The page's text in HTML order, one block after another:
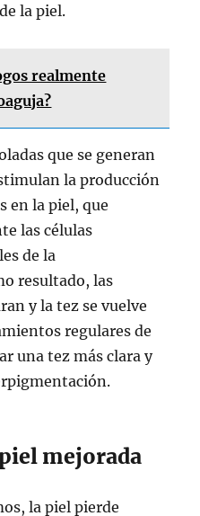
la piel.
realmente
que se generan
la producción
en la piel, que
las células
de la
resultado, las
y la tez se vuelve
regulares de
una tez más clara y
mejorada
la piel pierde